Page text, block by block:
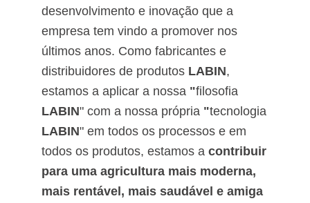
desenvolvimento e inovação que a
empresa tem vindo a promover nos
últimos anos. Como fabricantes e
distribuidores de produtos LABIN,
estamos a aplicar a nossa "filosofia
LABIN" com a nossa própria "tecnologia
LABIN" em todos os processos e em
todos os produtos, estamos a contribuir
para uma agricultura mais moderna,
mais rentável, mais saudável e amiga